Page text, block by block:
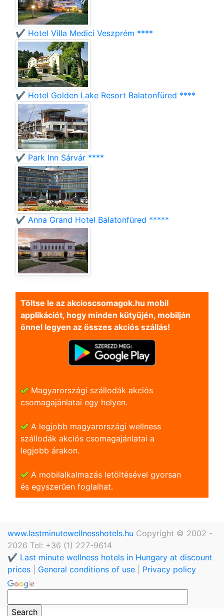
✔️ Hotel Villa Medici Veszprém ****
✔️ Hotel Golden Lake Resort Balatonfüred ****
✔️ Park Inn Sárvár ****
✔️ Anna Grand Hotel Balatonfüred *****
Töltse le az akcioscsomagok.hu mobil
applikációt, hogy minden kütyüjén, mobilján
önnel legyen az összes akciós szállás!
Magyarországi szállodák akciós
csomagajánlatai egy helyen.
A legjobb magyarországi wellness
szállodák akciós csomagajánlatai a
legjobb árakon.
A mobilalkalmazás letöltésével gyorsan
és egyszerũen foglalhat.
www.lastminutewellnesshotels.hu Copyright © 2002 -
2026 Tel: +36 (1) 227-9614
✔️ Last minute wellness hotels in Hungary at discount
prices
General conditions of use Privacy policy